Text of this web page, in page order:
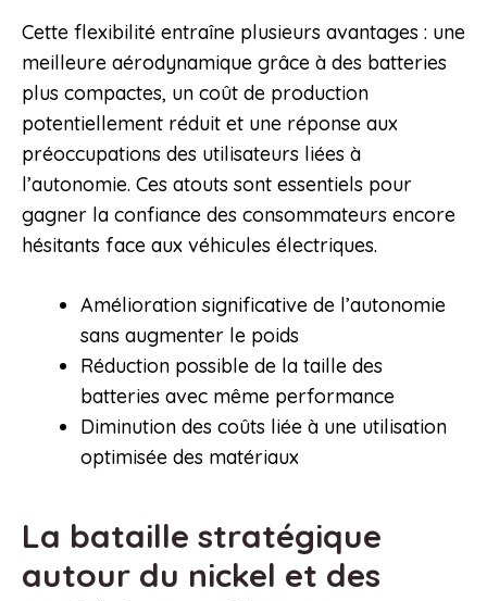
Cette flexibilité entraîne plusieurs avantages : une
meilleure aérodynamique grâce à des batteries
plus compactes, un coût de production
potentiellement réduit et une réponse aux
préoccupations des utilisateurs liées à
l’autonomie. Ces atouts sont essentiels pour
gagner la confiance des consommateurs encore
hésitants face aux véhicules électriques.
Amélioration significative de l’autonomie
sans augmenter le poids
Réduction possible de la taille des
batteries avec même performance
Diminution des coûts liée à une utilisation
optimisée des matériaux
La bataille stratégique
autour du nickel et des